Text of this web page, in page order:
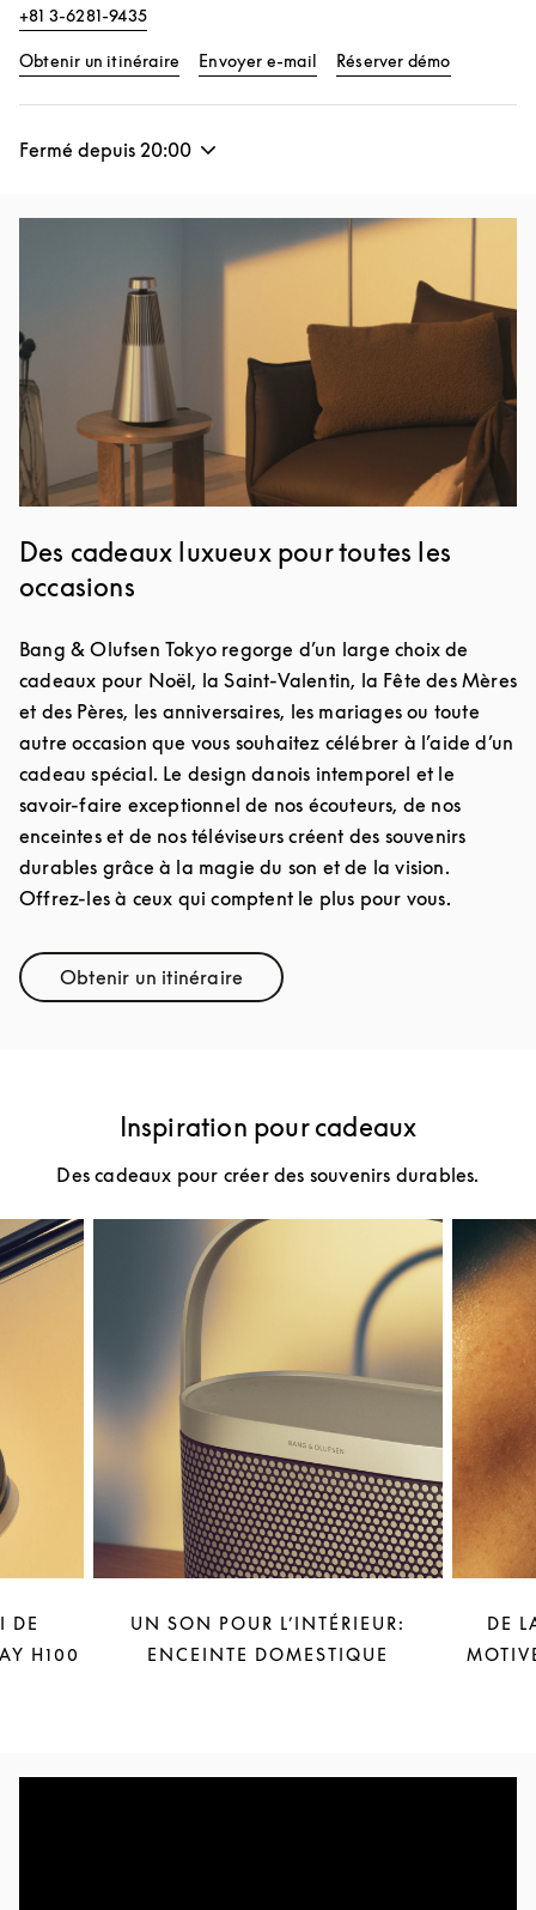
+81 3-6281-9435
Obtenir un itinéraire Link Opens in New Tab
Envoyer e-mail Réserver démo
Fermé depuis 20:00
Des cadeaux luxueux pour toutes les
occasions
Bang & Olufsen Tokyo regorge d’un large choix de
cadeaux pour Noël, la Saint-Valentin, la Fête des Mères
et des Pères, les anniversaires, les mariages ou toute
autre occasion que vous souhaitez célébrer à l’aide d’un
cadeau spécial. Le design danois intemporel et le
savoir-faire exceptionnel de nos écouteurs, de nos
enceintes et de nos téléviseurs créent des souvenirs
durables grâce à la magie du son et de la vision.
Offrez-les à ceux qui comptent le plus pour vous.
Obtenir un itinéraireLink Opens in New Tab
Inspiration pour cadeaux
Des cadeaux pour créer des souvenirs durables.
DE
H100
UN SON POUR L’INTÉRIEUR:
ENCEINTE DOMESTIQUE
DE